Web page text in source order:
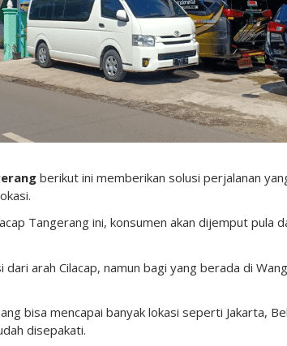
berikut ini memberikan solusi perjalanan
Tangerang ini, konsumen akan dijemput pula
dari arah Cilacap, namun bagi yang berada di
bisa mencapai banyak lokasi seperti Jakarta,
disepakati.